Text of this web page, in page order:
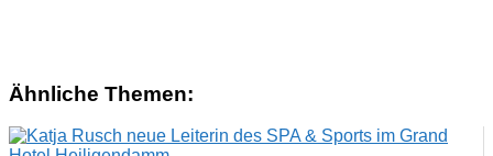
Ähnliche Themen: